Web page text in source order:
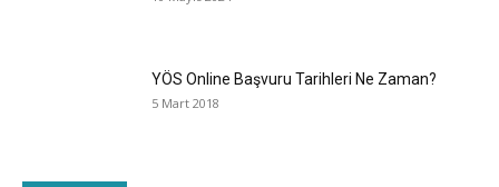
YÖS Online Başvuru Tarihleri Ne Zaman?
5 Mart 2018